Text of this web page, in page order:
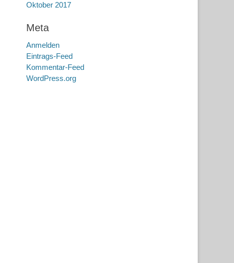
Oktober 2017
Meta
Anmelden
Eintrags-Feed
Kommentar-Feed
WordPress.org